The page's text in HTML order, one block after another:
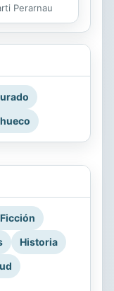
Perarnau
Historia